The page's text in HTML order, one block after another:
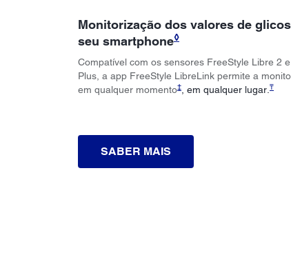
Monitorização dos valores de
seu smartphone◊
Compatível com os sensores FreeStyle Libre 2
Plus, a app FreeStyle LibreLink permite a
em qualquer momento‡ , em qualquer lugar. ₸
SABER MAIS